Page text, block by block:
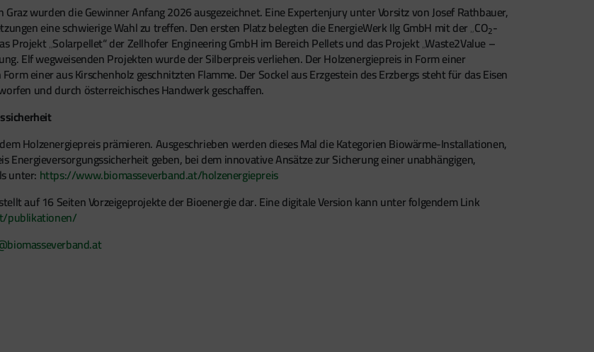
wurden die Gewinner Anfang 2026 ausgezeichnet. Eine Expertenjury unter Vorsitz von Josef Rathbauer,
eine schwierige Wahl zu treffen. Den ersten Platz belegten die EnergieWerk Ilg GmbH mit der „CO2-
Projekt „Solarpellet“ der Zellhofer Engineering GmbH im Bereich Pellets und das Projekt „Waste2Value –
Elf wegweisenden Projekten wurde der Silberpreis verliehen. Der Holzenergiepreis in Form einer
einer aus Kirschenholz geschnitzten Flamme. Der Sockel aus Erzgestein des Erzbergs steht für das Eisen
und durch österreichisches Handwerk geschaffen.
Holzenergiepreis prämieren. Ausgeschrieben werden dieses Mal die Kategorien Biowärme-Installationen,
Energieversorgungssicherheit geben, bei dem innovative Ansätze zur Sicherung einer unabhängigen,
unter: https://www.biomasseverband.at/holzenergiepreis
auf 16 Seiten Vorzeigeprojekte der Bioenergie dar. Eine digitale Version kann unter folgendem Link
publikationen/